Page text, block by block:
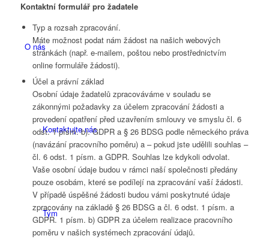
O nás
Kontaktujte nás
Tým
Kontaktní formulář pro žadatele
Typ a rozsah zpracování.
Máte možnost podat nám žádost na našich webových
stránkách (např. e-mailem, poštou nebo prostřednictvím
online formuláře žádosti).
Účel a právní základ
Osobní údaje žadatelů zpracováváme v souladu se
zákonnými požadavky za účelem zpracování žádosti a
provedení opatření před uzavřením smlouvy ve smyslu čl. 6
odst. 1 písm. b). GDPR a § 26 BDSG podle německého práva
(navázání pracovního poměru) a – pokud jste udělili souhlas –
čl. 6 odst. 1 písm. a GDPR. Souhlas lze kdykoli odvolat.
Vaše osobní údaje budou v rámci naší společnosti předány
pouze osobám, které se podílejí na zpracování vaší žádosti.
V případě úspěšné žádosti budou vámi poskytnuté údaje
zpracovány na základě § 26 BDSG a čl. 6 odst. 1 písm. a
GDPR. 1 písm. b) GDPR za účelem realizace pracovního
poměru v našich systémech zpracování údajů.